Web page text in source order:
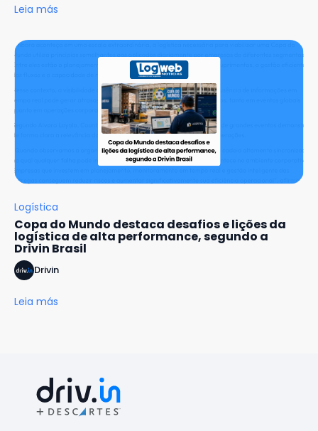
Leia más
Logística
Copa do Mundo destaca desafios e lições da
logística de alta performance, segundo a
Drivin Brasil
Drivin
Leia más